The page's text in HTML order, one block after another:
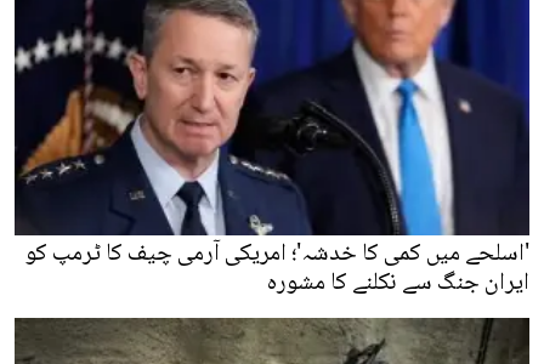
'اسلحے میں کمی کا خدشہ'؛ امریکی آرمی چیف کا ٹرمپ کو
ایران جنگ سے نکلنے کا مشورہ